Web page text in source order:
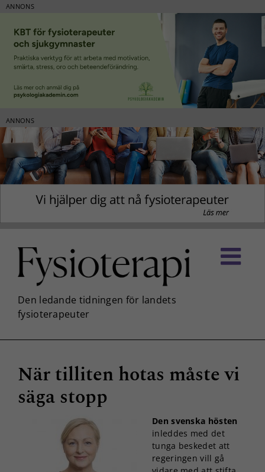
ANNONS
ANNONS
innehållet
När tilliten hotas måste vi
säga stopp
Den svenska hösten
inleddes med det
tunga beskedet att
regeringen vill gå